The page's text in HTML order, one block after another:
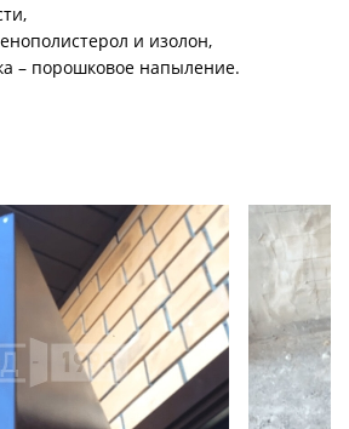
и изолон,
– порошковое напыление.